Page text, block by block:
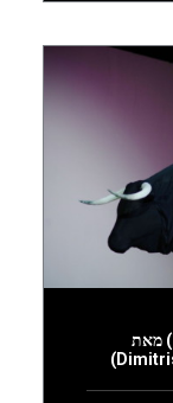
"כיוון רוחבי“ (Transverse Orientation) מאת